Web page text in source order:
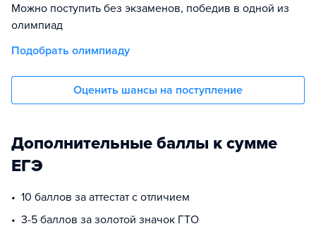
Можно поступить без экзаменов, победив в одной из
олимпиад
Подобрать олимпиаду
Оценить шансы на поступление
Дополнительные баллы к сумме
ЕГЭ
10 баллов за аттестат с отличием
3-5 баллов за золотой значок ГТО